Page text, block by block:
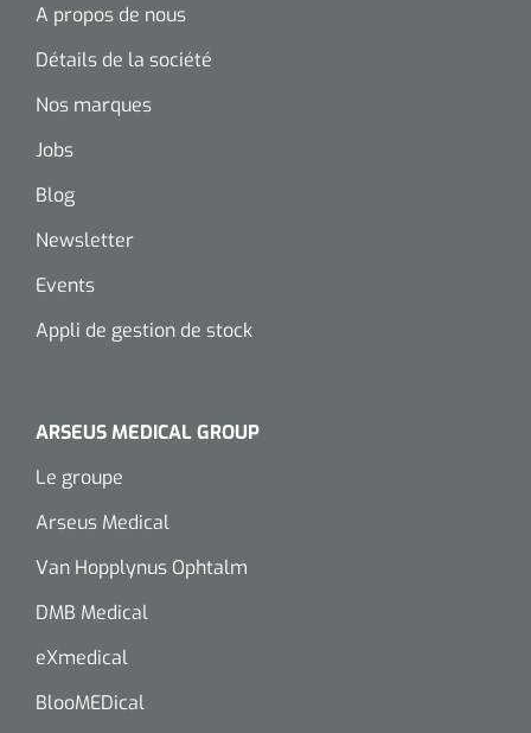
A propos de nous
Détails de la société
Nos marques
Jobs
Blog
Newsletter
Events
Appli de gestion de stock
ARSEUS MEDICAL GROUP
Le groupe
Arseus Medical
Van Hopplynus Ophtalm
DMB Medical
eXmedical
BlooMEDical